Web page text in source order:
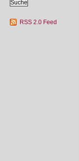
RSS 2.0 Feed